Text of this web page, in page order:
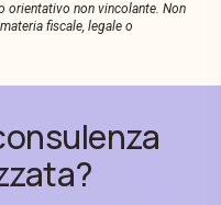
orientativo non vincolante. Non
fiscale, legale o